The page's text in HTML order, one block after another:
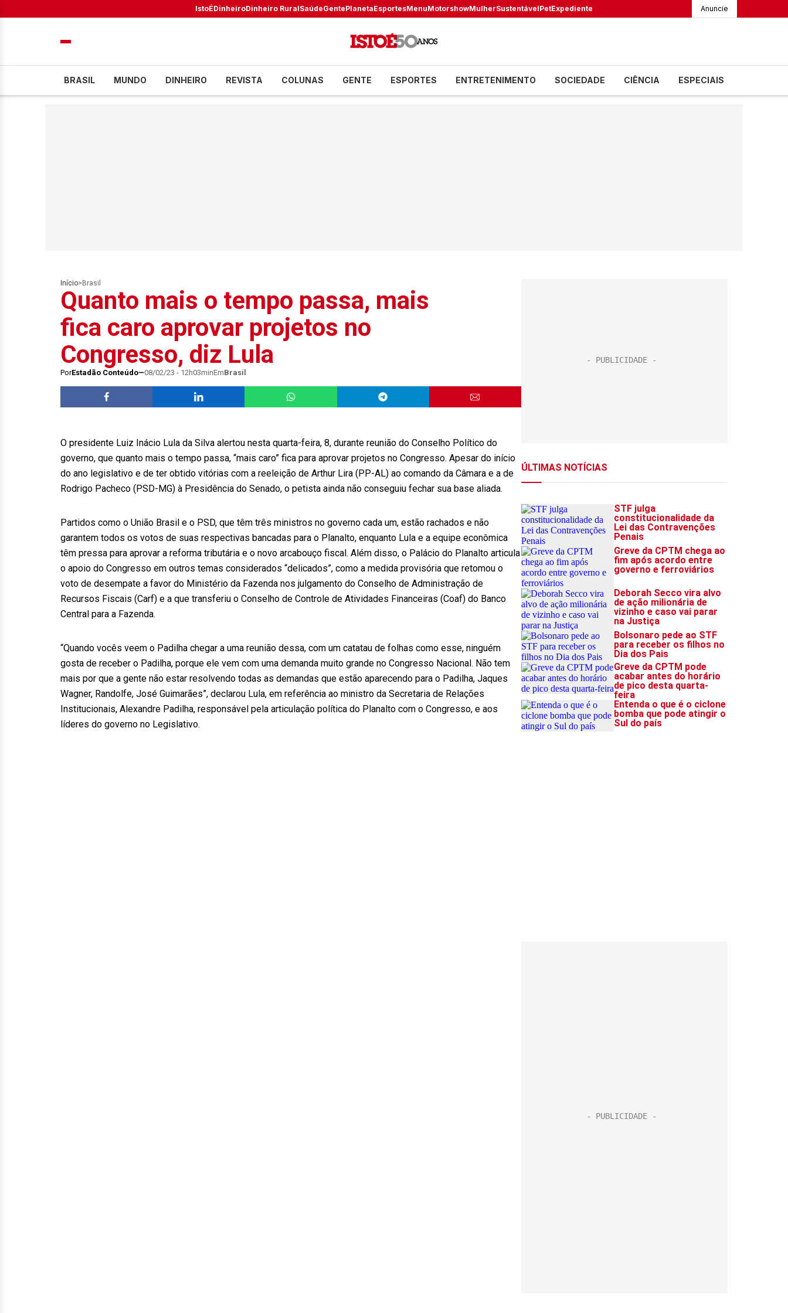
IstoÉDinheiroDinheiro RuralSaúdeGentePlanetaEsportesMenuMotorshowMulherSustentávelPetExpediente Anuncie
BRASIL MUNDO DINHEIRO REVISTA COLUNAS GENTE ESPORTES ENTRETENIMENTO SOCIEDADE CIÊNCIA ESPECIAIS
Início> Brasil
Quanto mais o tempo passa, mais
fica caro aprovar projetos no
Congresso, diz Lula
PorEstadão Conteúdo 08/02/23 - 12h03minEmBrasil
O presidente Luiz Inácio Lula da Silva alertou nesta quarta-feira, 8, durante reunião do Conselho Político do
governo, que quanto mais o tempo passa, “mais caro” fica para aprovar projetos no Congresso. Apesar do início
do ano legislativo e de ter obtido vitórias com a reeleição de Arthur Lira (PP-AL) ao comando da Câmara e a de
Rodrigo Pacheco (PSD-MG) à Presidência do Senado, o petista ainda não conseguiu fechar sua base aliada.
Partidos como o União Brasil e o PSD, que têm três ministros no governo cada um, estão rachados e não
garantem todos os votos de suas respectivas bancadas para o Planalto, enquanto Lula e a equipe econômica
têm pressa para aprovar a reforma tributária e o novo arcabouço fiscal. Além disso, o Palácio do Planalto articula
o apoio do Congresso em outros temas considerados “delicados”, como a medida provisória que retomou o
voto de desempate a favor do Ministério da Fazenda nos julgamento do Conselho de Administração de
Recursos Fiscais (Carf) e a que transferiu o Conselho de Controle de Atividades Financeiras (Coaf) do Banco
Central para a Fazenda.
“Quando vocês veem o Padilha chegar a uma reunião dessa, com um catatau de folhas como esse, ninguém
gosta de receber o Padilha, porque ele vem com uma demanda muito grande no Congresso Nacional. Não tem
mais por que a gente não estar resolvendo todas as demandas que estão aparecendo para o Padilha, Jaques
Wagner, Randolfe, José Guimarães”, declarou Lula, em referência ao ministro da Secretaria de Relações
Institucionais, Alexandre Padilha, responsável pela articulação política do Planalto com o Congresso, e aos
líderes do governo no Legislativo.